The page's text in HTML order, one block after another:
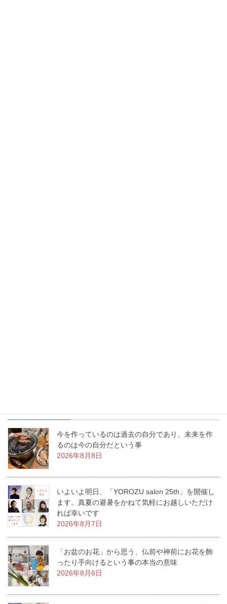
今を作っているのは過去の自分であり、未来を作
るのは今の自分だという事
2026年8月8日
いよいよ明日、「YOROZU salon 25th」を開催し
ます。真夏の避暑をかねて気軽にお越しいただけ
れば幸いです
2026年8月7日
「お盆のお花」から思う、仏前や神前にお花を飾
ったり手向けるという事の本当の意味
2026年8月6日